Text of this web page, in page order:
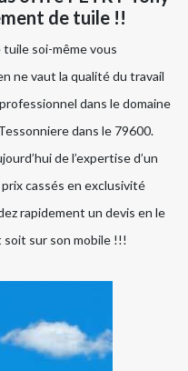
de tuile !!
soi-même vous
ne vaut la qualité du travail
dans le domaine
dans le 79600.
de l’expertise d’un
cassés en exclusivité
rapidement un devis en le
sur son mobile !!!